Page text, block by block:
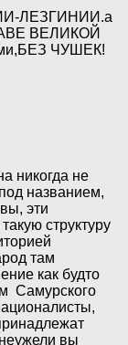
ЛЕЗГИНИИ.а
ВЕЛИКОЙ
ЧУШЕК!
никогда не
названием,
эти
структуру
там
как будто
Самурского
вы